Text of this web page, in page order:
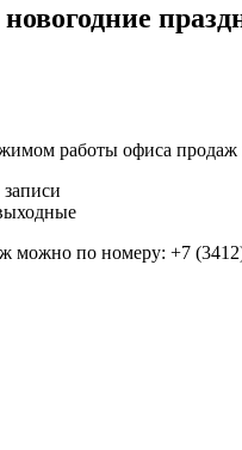
работы офиса
можно по номеру: +7